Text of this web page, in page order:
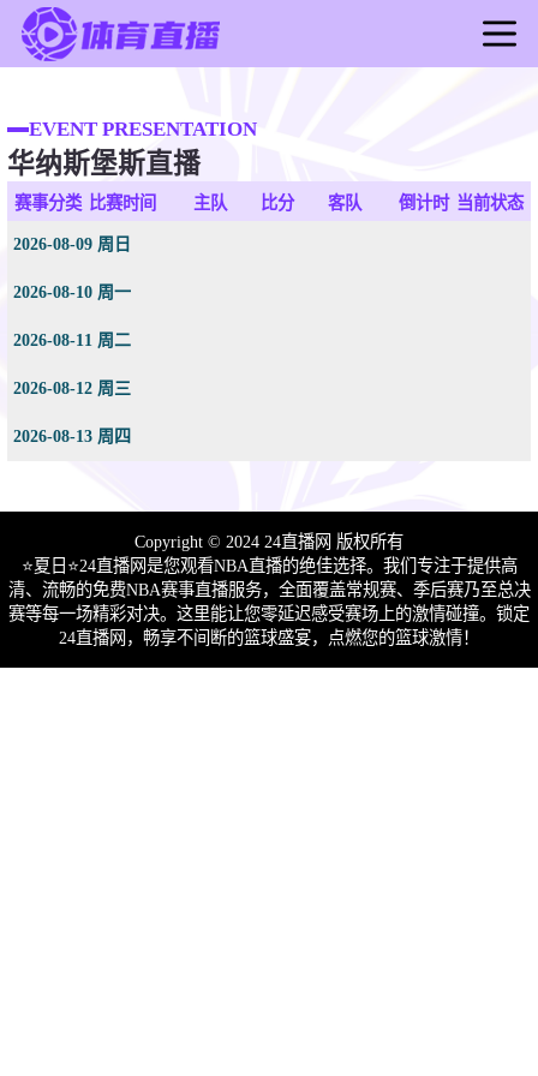
足球直播
篮球直播
足球录像
篮球新闻
EVENT PRESENTATION
华纳斯堡斯直播
赛事分类 比赛时间 主队 比分 客队 倒计时 当前状态
2026-08-09 周日
2026-08-10 周一
2026-08-11 周二
2026-08-12 周三
2026-08-13 周四
Copyright © 2024 24直播网 版权所有
⭐️夏日⭐24直播网是您观看NBA直播的绝佳选择。我们专注于提供高
清、流畅的免费NBA赛事直播服务，全面覆盖常规赛、季后赛乃至总决
赛等每一场精彩对决。这里能让您零延迟感受赛场上的激情碰撞。锁定
24直播网，畅享不间断的篮球盛宴，点燃您的篮球激情！